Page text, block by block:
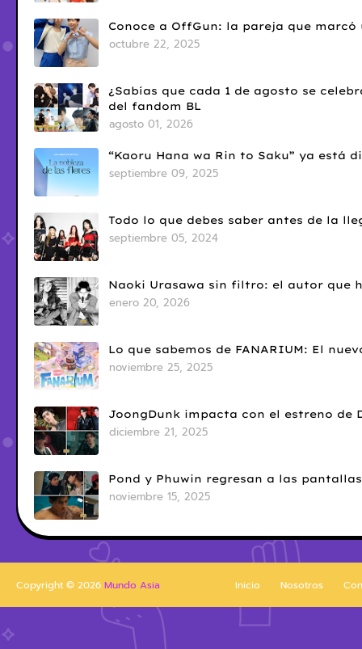
Conoce a OffGun: la pareja que
octubre 22, 2025
¿Sabías que cada 1 de agosto se
del fandom BL
agosto 01, 2026
“Kaoru Hana wa Rin to Saku” ya está
septiembre 09, 2025
Todo lo que debes saber antes de la
septiembre 05, 2024
Naoki Urasawa sin filtro: el autor que
enero 20, 2026
Lo que sabemos de FANARIUM: El
noviembre 25, 2025
JoongDunk impacta con el estreno de
diciembre 21, 2025
Pond y Phuwin regresan a las
noviembre 15, 2025
Inicio Nosotros
Copyright © 2026 Mundo Asia